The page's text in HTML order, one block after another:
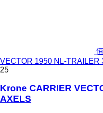
VECTOR 1950 NL-TRAILER
25
Krone CARRIER
AXELS